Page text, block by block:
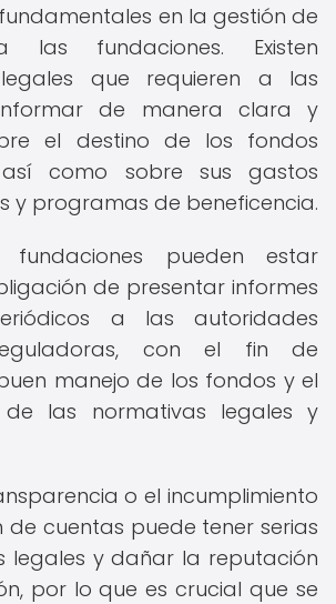
en la gestión de
las fundaciones. Existen
que requieren a las
de manera clara y
el destino de los fondos
así como sobre sus gastos
y programas de beneficencia.
fundaciones pueden estar
de presentar informes
a las autoridades
con el fin de
manejo de los fondos y el
de las normativas legales y
o el incumplimiento
de cuentas puede tener serias
legales y dañar la reputación
por lo que es crucial que se